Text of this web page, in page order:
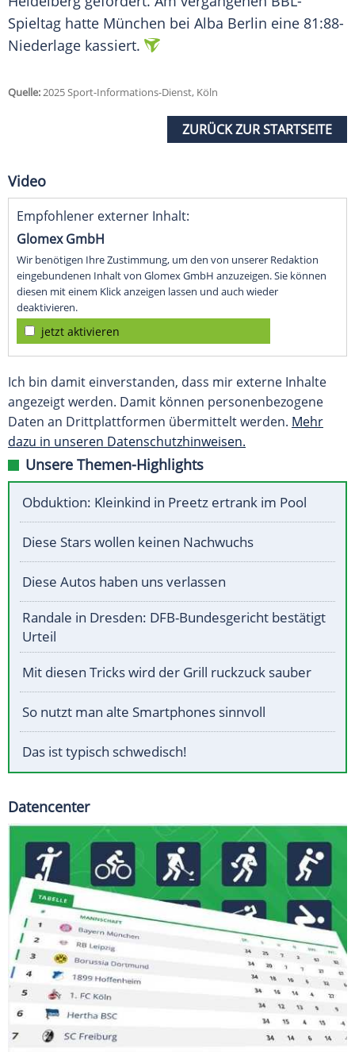
Spieltag hatte München bei Alba Berlin eine 81:88-
Niederlage kassiert.
Quelle:2025 Sport-Informations-Dienst, Köln
ZURÜCK ZUR STARTSEITE
Video
Empfohlener externer Inhalt:
Glomex GmbH
Wir benötigen Ihre Zustimmung, um den von unserer Redaktion
eingebundenen Inhalt von Glomex GmbH anzuzeigen. Sie können
diesen mit einem Klick anzeigen lassen und auch wieder
deaktivieren.
jetzt aktivieren
Ich bin damit einverstanden, dass mir externe Inhalte
angezeigt werden. Damit können personenbezogene
Daten an Drittplattformen übermittelt werden. Mehr
dazu in unseren Datenschutzhinweisen.
Unsere Themen-Highlights
Obduktion: Kleinkind in Preetz ertrank im Pool
Diese Stars wollen keinen Nachwuchs
Diese Autos haben uns verlassen
Randale in Dresden: DFB-Bundesgericht bestätigt
Urteil
Mit diesen Tricks wird der Grill ruckzuck sauber
So nutzt man alte Smartphones sinnvoll
Das ist typisch schwedisch!
Datencenter